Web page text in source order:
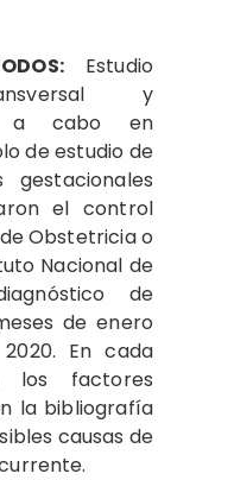
Estudio
y
a cabo en
de estudio de
el control
Obstetricia o
Nacional de
de
de enero
En cada
los factores
la bibliografía
causas de